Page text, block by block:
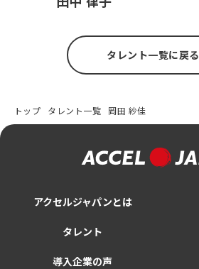
タレント一覧に戻る
トップ タレント一覧 岡田 紗佳
アクセルジャパンとは
タレント
導入企業の声